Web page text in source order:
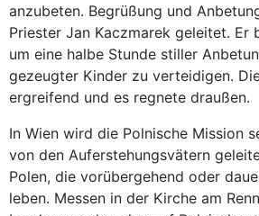
anzubeten. Begrüßung und
Priester Jan Kaczmarek geleitet. Er
um eine halbe Stunde stiller
gezeugter Kinder zu verteidigen.
ergreifend und es regnete draußen.
In Wien wird die Polnische Mission
von den Auferstehungsvätern
Polen, die vorübergehend oder
leben. Messen in der Kirche am